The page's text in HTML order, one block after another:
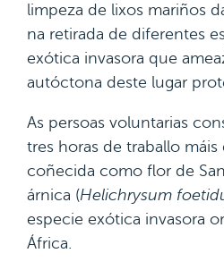
limpeza de lixos mariños
na retirada de diferentes
exótica invasora que
autóctona deste lugar
As persoas voluntarias
tres horas de traballo
coñecida como flor de
árnica (Helichrysum
especie exótica invasora
África.